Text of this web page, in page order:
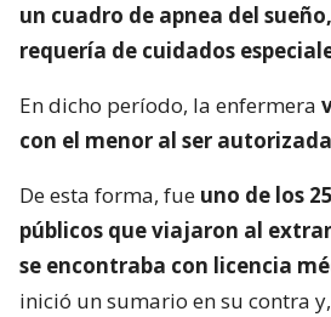
un cuadro de apnea del
requería de cuidados
En dicho período, la enfermera
con el menor al ser
De esta forma, fue uno de los
públicos que viajaron al
se encontraba con licencia
inició un sumario en su contra